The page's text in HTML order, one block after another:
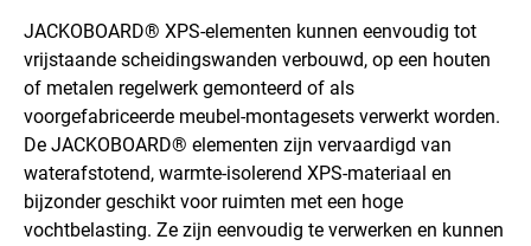
JACKOBOARD® XPS-elementen kunnen eenvoudig tot
vrijstaande scheidingswanden verbouwd, op een houten
of metalen regelwerk gemonteerd of als
voorgefabriceerde meubel-montagesets verwerkt worden.
De JACKOBOARD® elementen zijn vervaardigd van
waterafstotend, warmte-isolerend XPS-materiaal en
bijzonder geschikt voor ruimten met een hoge
vochtbelasting. Ze zijn eenvoudig te verwerken en kunnen